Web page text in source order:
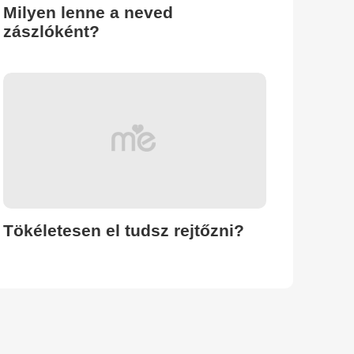
Milyen lenne a neved
zászlóként?
Tökéletesen el tudsz rejtőzni?